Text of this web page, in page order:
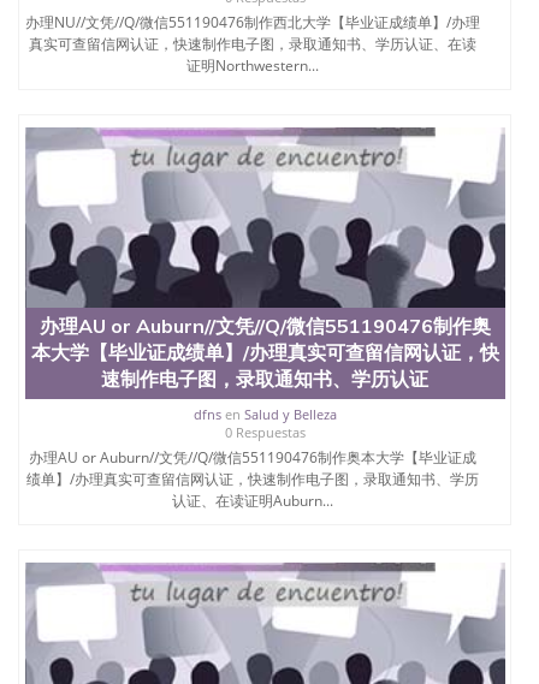
办理NU//文凭//Q/微信551190476制作西北大学【毕业证成绩单】/办理
真实可查留信网认证，快速制作电子图，录取通知书、学历认证、在读
证明Northwestern...
办理AU or Auburn//文凭//Q/微信551190476制作奥
本大学【毕业证成绩单】/办理真实可查留信网认证，快
速制作电子图，录取通知书、学历认证
dfnsen Salud y Belleza
0 Respuestas
办理AU or Auburn//文凭//Q/微信551190476制作奥本大学【毕业证成
绩单】/办理真实可查留信网认证，快速制作电子图，录取通知书、学历
认证、在读证明Auburn...